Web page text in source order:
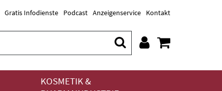
Gratis Infodienste Podcast Anzeigenservice Kontakt
KOSMETIK &